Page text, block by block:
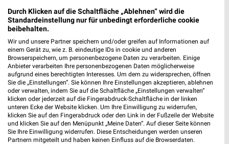
SANICARE
Durch Klicken auf die Schaltfläche „Ablehnen“ wird die
Standardeinstellung nur für unbedingt erforderliche cookie
beibehalten.
Wir und unsere Partner speichern und/oder greifen auf Informationen auf
einem Gerät zu, wie z. B. eindeutige IDs in cookie und anderen
Browserspeichern, um personenbezogene Daten zu verarbeiten. Einige
Anbieter verarbeiten Ihre personenbezogenen Daten möglicherweise
aufgrund eines berechtigten Interesses. Um dem zu widersprechen, öffnen
Sie die „Einstellungen“. Sie können Ihre Einstellungen akzeptieren, ablehnen
oder verwalten, indem Sie auf die Schaltfläche „Einstellungen verwalten“
klicken oder jederzeit auf die Fingerabdruck-Schaltfläche in der linken
unteren Ecke der Website klicken. Um Ihre Einwilligung zu widerrufen,
klicken Sie auf den Fingerabdruck oder den Link in der Fußzeile der Website
und klicken Sie auf den Menüpunkt „Meine Daten“. Auf dieser Seite können
Sie Ihre Einwilligung widerrufen. Diese Entscheidungen werden unseren
Partnern mitgeteilt und haben keinen Einfluss auf die Browserdaten.